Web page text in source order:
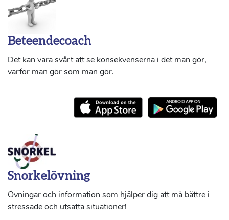
Beteendecoach
Det kan vara svårt att se konsekvenserna i det man gör,
varför man gör som man gör.
Snorkelövning
Övningar och information som hjälper dig att må bättre i
stressade och utsatta situationer!